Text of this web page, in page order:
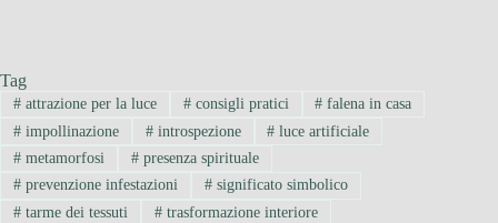
Tag
#attrazione per la luce #consigli pratici # falena in casa
#impollinazione #introspezione # luce artificiale
#metamorfosi #presenza spirituale
#prevenzione infestazioni #significato simbolico
#tarme dei tessuti #trasformazione interiore